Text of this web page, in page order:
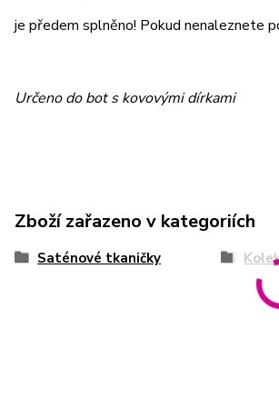
je předem splněno! Pokud nenaleznete
Určeno do bot s kovovými dírkami
Zboží zařazeno v kategoriích
Saténové tkaničky